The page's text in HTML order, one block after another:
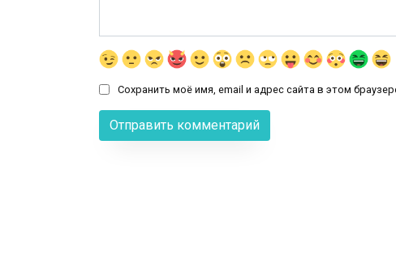
Сохранить моё имя, email и адрес сайта в этом